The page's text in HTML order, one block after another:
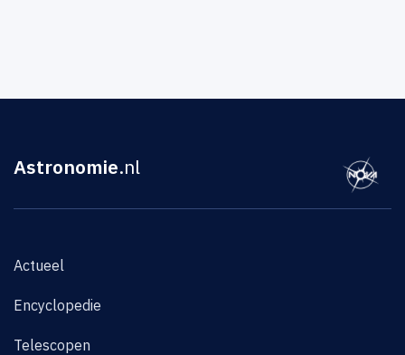
Astronomie.nl
Actueel
Encyclopedie
Telescopen